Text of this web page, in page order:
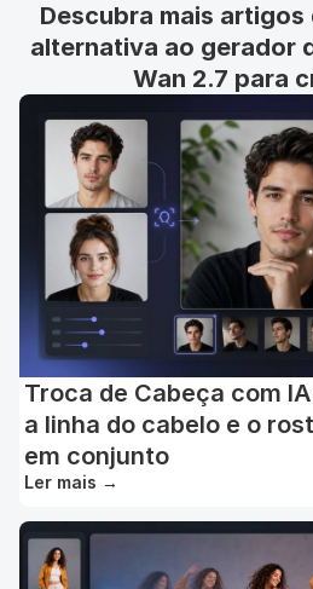
Descubra mais
alternativa ao gerador
Wan 2.7 para
Troca de Cabeça com
a linha do cabelo e o
em conjunto
Ler mais →